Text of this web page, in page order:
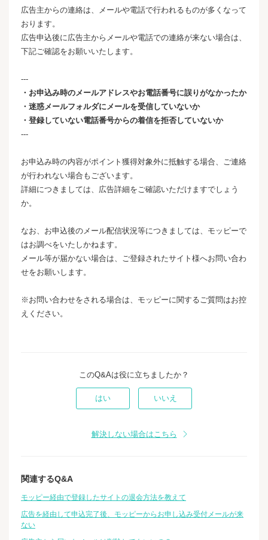
広告主からの連絡は、メールや電話で行われるものが多くなって
おります。
広告申込後に広告主からメールや電話での連絡が来ない場合は、
下記ご確認をお願いいたします。
---
・お申込み時のメールアドレスやお電話番号に誤りがなかったか
・迷惑メールフォルダにメールを受信していないか
・登録していない電話番号からの着信を拒否していないか
---
お申込み時の内容がポイント獲得対象外に抵触する場合、ご連絡
が行われない場合もございます。
詳細につきましては、広告詳細をご確認いただけますでしょう
か。
なお、お申込後のメール配信状況等につきましては、モッピーで
はお調べをいたしかねます。
メール等が届かない場合は、ご登録されたサイト様へお問い合わ
せをお願いします。
※お問い合わせをされる場合は、モッピーに関するご質問はお控
えください。
このQ&Aは役に立ちましたか？
はい いいえ
解決しない場合はこちら
関連するQ&A
モッピー経由で登録したサイトの退会方法を教えて
広告を経由して申込完了後、モッピーからお申し込み受付メールが来
ない